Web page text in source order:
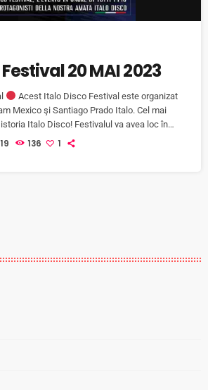
20 MAI 2023
Acest Italo Disco Festival este organizat
Mexico şi Santiago Prado Italo. Cel mai
Italo Disco! Festivalul va avea loc în
Piemonte, pe data de 20 mai 2023, la
136 1